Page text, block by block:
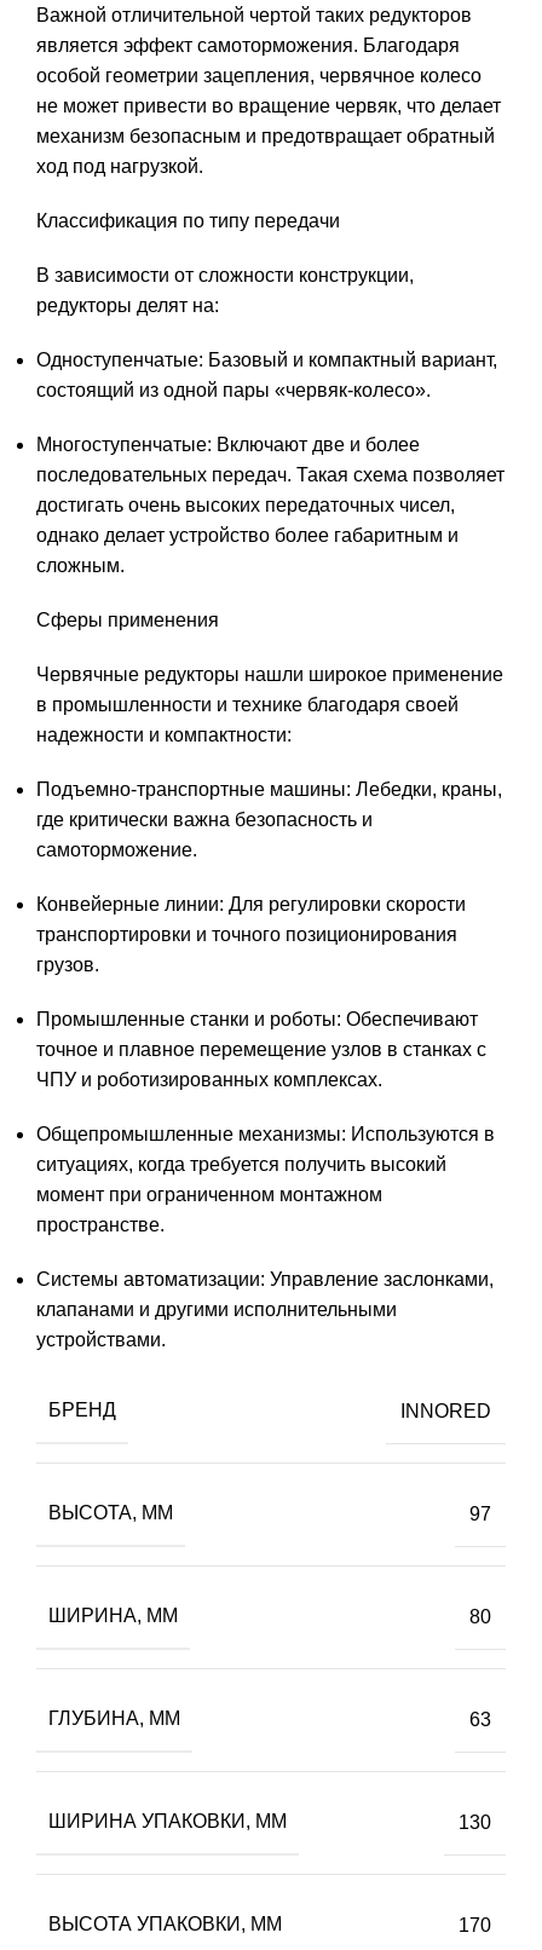
Важной отличительной чертой таких редукторов
является эффект самоторможения. Благодаря
особой геометрии зацепления, червячное колесо
не может привести во вращение червяк, что делает
механизм безопасным и предотвращает обратный
ход под нагрузкой.
Классификация по типу передачи
В зависимости от сложности конструкции,
редукторы делят на:
Одноступенчатые: Базовый и компактный вариант,
состоящий из одной пары «червяк-колесо».
Многоступенчатые: Включают две и более
последовательных передач. Такая схема позволяет
достигать очень высоких передаточных чисел,
однако делает устройство более габаритным и
сложным.
Сферы применения
Червячные редукторы нашли широкое применение
в промышленности и технике благодаря своей
надежности и компактности:
Подъемно-транспортные машины: Лебедки, краны,
где критически важна безопасность и
самоторможение.
Конвейерные линии: Для регулировки скорости
транспортировки и точного позиционирования
грузов.
Промышленные станки и роботы: Обеспечивают
точное и плавное перемещение узлов в станках с
ЧПУ и роботизированных комплексах.
Общепромышленные механизмы: Используются в
ситуациях, когда требуется получить высокий
момент при ограниченном монтажном
пространстве.
Системы автоматизации: Управление заслонками,
клапанами и другими исполнительными
устройствами.
БРЕНД INNORED
ВЫСОТА, ММ 97
ШИРИНА, ММ 80
ГЛУБИНА, ММ 63
ШИРИНА УПАКОВКИ, ММ 130
ВЫСОТА УПАКОВКИ, ММ 170